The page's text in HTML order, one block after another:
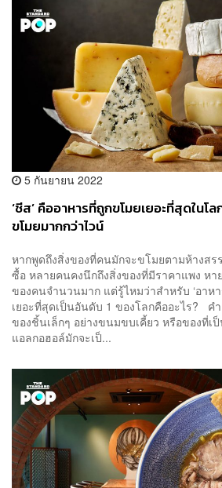
5 กันยายน 2022
‘ชีส’ คืออาหารที่ถูกขโมยเยอะที่สุดในโ
ขโมยมากกว่าไวน์
หากพูดถึงสิ่งของที่คนมักจะขโมยตามห้างส
ซื้อ หลายคนคงนึกถึงสิ่งของที่มีราคาแพง หา
ของคนจำนวนมาก แต่รู้ไหมว่าสำหรับ ‘อาห
เยอะที่สุดเป็นอันดับ 1 ของโลกคืออะไร? ค
ของชิ้นเล็กๆ อย่างขนมขบเคี้ยว หรือของที่เ
แอลกอฮอล์มักจะเป็...